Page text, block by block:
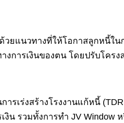
ยแนวทางที่ให้โอกาสลูกหนี้ใ
การเงินของตน โดยปรับโคร
ารเร่งสร้างโรงงานแก้หนี้
น รวมทั้งการทำ JV